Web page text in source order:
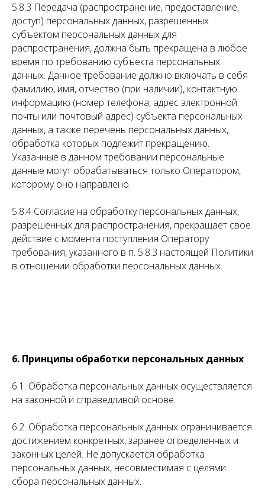
5.8.3 Передача (распространение, предоставление,
доступ) персональных данных, разрешенных
субъектом персональных данных для
распространения, должна быть прекращена в любое
время по требованию субъекта персональных
данных. Данное требование должно включать в себя
фамилию, имя, отчество (при наличии), контактную
информацию (номер телефона, адрес электронной
почты или почтовый адрес) субъекта персональных
данных, а также перечень персональных данных,
обработка которых подлежит прекращению.
Указанные в данном требовании персональные
данные могут обрабатываться только Оператором,
которому оно направлено.
5.8.4 Согласие на обработку персональных данных,
разрешенных для распространения, прекращает свое
действие с момента поступления Оператору
требования, указанного в п. 5.8.3 настоящей Политики
в отношении обработки персональных данных.
6. Принципы обработки персональных данных
6.1. Обработка персональных данных осуществляется
на законной и справедливой основе.
6.2. Обработка персональных данных ограничивается
достижением конкретных, заранее определенных и
законных целей. Не допускается обработка
персональных данных, несовместимая с целями
сбора персональных данных.